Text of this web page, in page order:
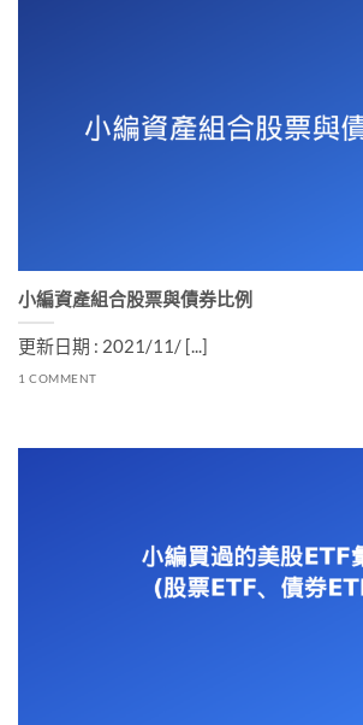
小編資產組合股票與債券比例
更新日期 : 2021/11/ [...]
1 COMMENT